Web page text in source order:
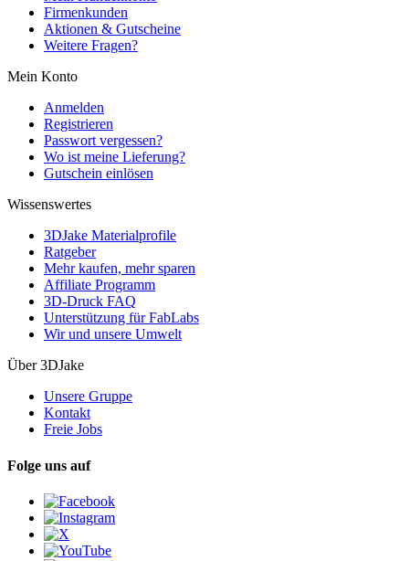
Firmenkunden
Aktionen & Gutscheine
Weitere Fragen?
Mein Konto
Anmelden
Registrieren
Passwort vergessen?
Wo ist meine Lieferung?
Gutschein einlösen
Wissenswertes
3DJake Materialprofile
Ratgeber
Mehr kaufen, mehr sparen
Affiliate Programm
3D-Druck FAQ
Unterstützung für FabLabs
Wir und unsere Umwelt
Über 3DJake
Unsere Gruppe
Kontakt
Freie Jobs
Folge uns auf